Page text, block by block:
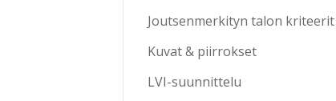
Joutsenmerkityn talon kriteerit
Kuvat & piirrokset
LVI-suunnittelu